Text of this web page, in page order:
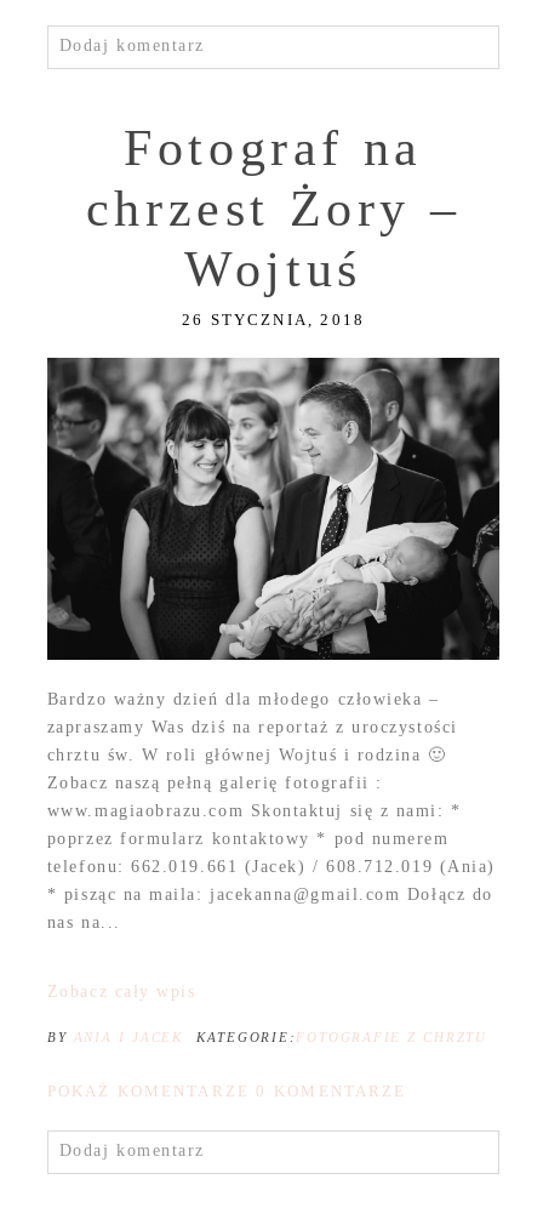
Dodaj komentarz
Fotograf na
chrzest Żory –
Wojtuś
26 STYCZNIA, 2018
Bardzo ważny dzień dla młodego człowieka –
zapraszamy Was dziś na reportaż z uroczystości
chrztu św. W roli głównej Wojtuś i rodzina 🙂
Zobacz naszą pełną galerię fotografii :
www.magiaobrazu.com Skontaktuj się z nami: *
poprzez formularz kontaktowy * pod numerem
telefonu: 662.019.661 (Jacek) / 608.712.019 (Ania)
* pisząc na maila: jacekanna@gmail.com Dołącz do
nas na...
Zobacz cały wpis
BY ANIA I JACEK KATEGORIE: FOTOGRAFIE Z CHRZTU
POKAŻ KOMENTARZE 0 KOMENTARZE
Dodaj komentarz